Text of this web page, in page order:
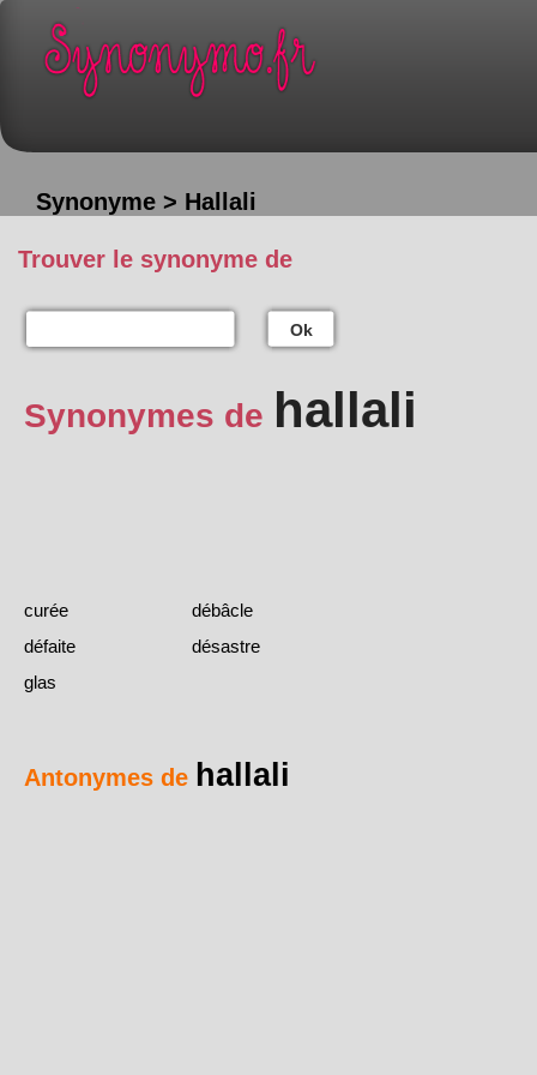
Synonyme > Hallali
Trouver le synonyme de
Ok
Synonymes de hallali
curée
débâcle
défaite
désastre
glas
Antonymes de hallali